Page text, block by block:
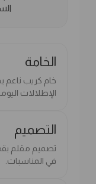
الخامة
خام كريب ناعم
الإطلالات
التصميم
تصميم مقلم
في المناسبات.